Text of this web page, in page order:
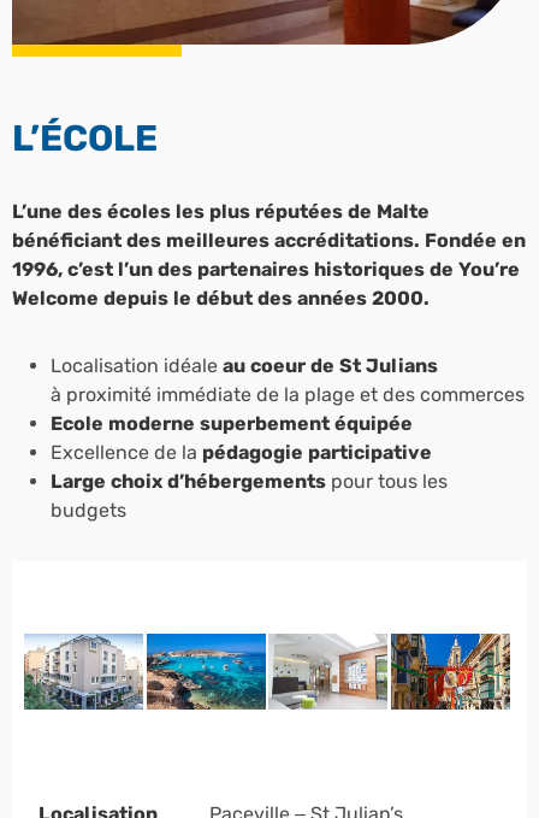
L’ÉCOLE
L’une des écoles les plus réputées de Malte
bénéficiant des meilleures accréditations. Fondée en
1996, c’est l’un des partenaires historiques de You’re
Welcome depuis le début des années 2000.
Localisation idéale au coeur de St Julians
à proximité immédiate de la plage et des commerces
Ecole moderne superbement équipée
Excellence de la pédagogie participative
Large choix d’hébergements pour tous les
budgets